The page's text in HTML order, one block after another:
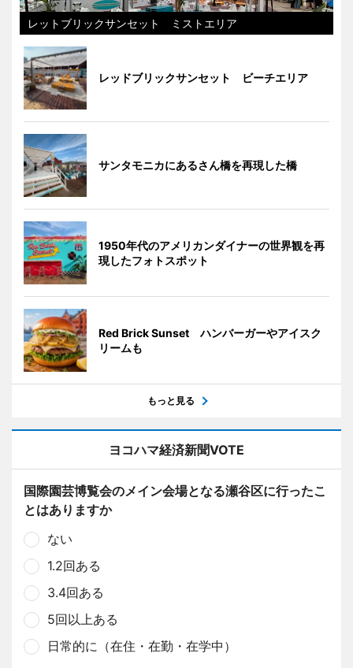
レットブリックサンセット ミストエリア
レッドブリックサンセット ビーチエリア
サンタモニカにあるさん橋を再現した橋
1950年代のアメリカンダイナーの世界観を再
現したフォトスポット
Red Brick Sunset ハンバーガーやアイスク
リームも
もっと見る
ヨコハマ経済新聞VOTE
国際園芸博覧会のメイン会場となる瀬谷区に行ったこ
とはありますか
ない
1.2回ある
3.4回ある
5回以上ある
日常的に（在住・在勤・在学中）